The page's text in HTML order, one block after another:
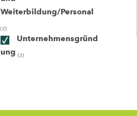
Weiterbildung/Personal
(2)
Unternehmensgründ
ung (2)